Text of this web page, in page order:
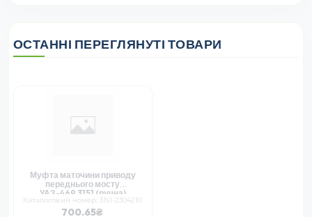
ОСТАННІ ПЕРЕГЛЯНУТІ ТОВАРИ
Муфта маточини приводу
переднього мосту
УАЗ-469,3151 (ручна)
Каталоговий номер: 3151-2304210
700.65